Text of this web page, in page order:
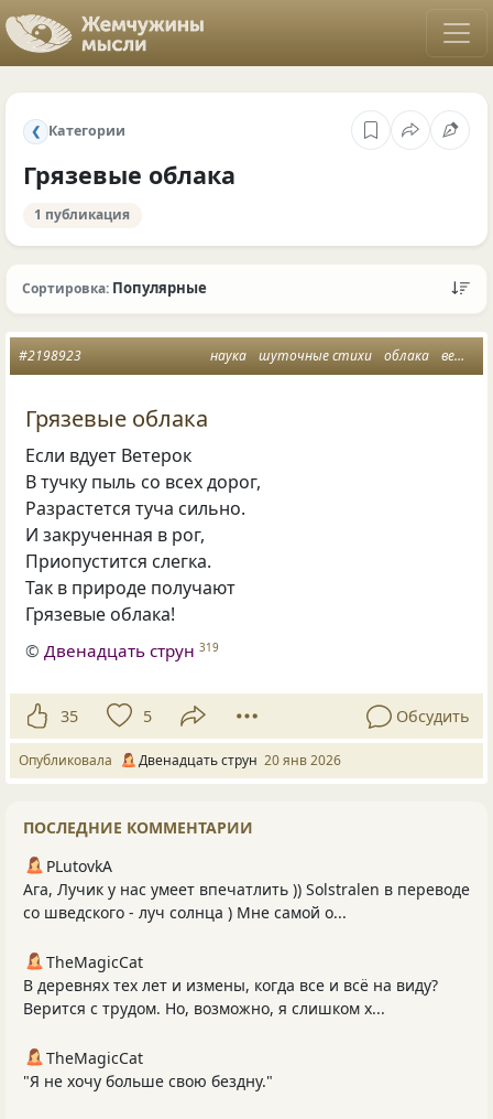
❮ Категории
Грязевые облака
1 публикация
Сортировка: Популярные
наука шуточные стихи облака ветерок
#2198923
Грязевые облака
Если вдует Ветерок
В тучку пыль со всех дорог,
Разрастется туча сильно.
И закрученная в рог,
Приопустится слегка.
Так в природе получают
Грязевые облака!
© Двенадцать струн 319
35 5 Обсудить
Опубликовала Двенадцать струн 20 янв 2026
ПОСЛЕДНИЕ КОММЕНТАРИИ
PLutоvkА
Ага, Лучик у нас умеет впечатлить )) Solstralen в переводе
со шведского - луч солнца ) Мне самой о...
TheMagicCat
В деревнях тех лет и измены, когда все и всё на виду?
Верится с трудом. Но, возможно, я слишком х...
TheMagicCat
"Я не хочу больше свою бездну."